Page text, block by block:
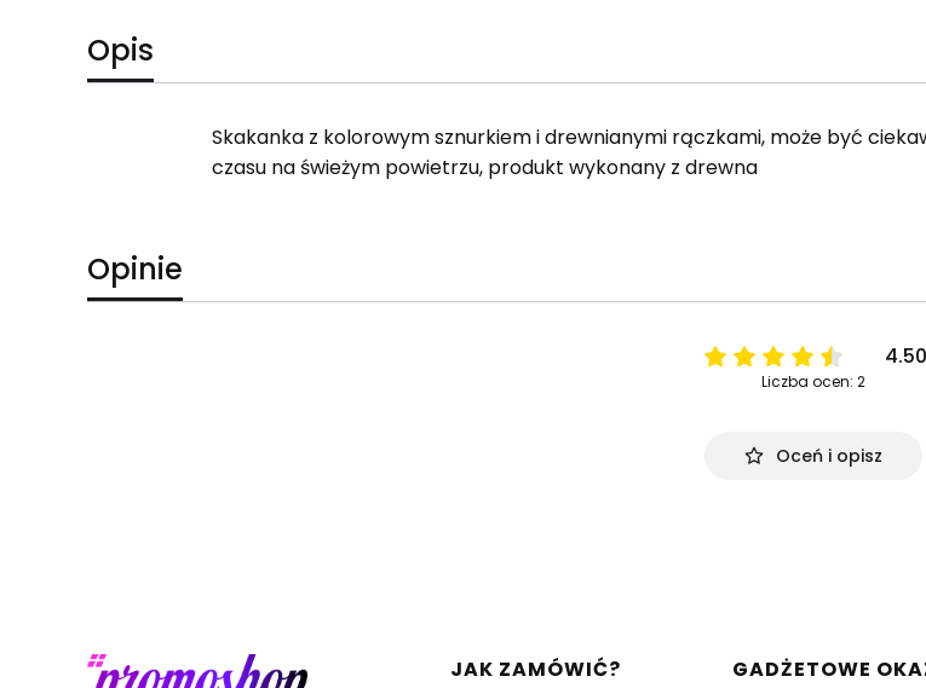
Opis
Skakanka z kolorowym sznurkiem i drewnianymi rączkami, może być
czasu na świeżym powietrzu, produkt wykonany z drewna
Opinie
4.50
Liczba ocen: 2
Oceń i opisz
Linki w stopce
JAK ZAMÓWIĆ? GADŻETOWE